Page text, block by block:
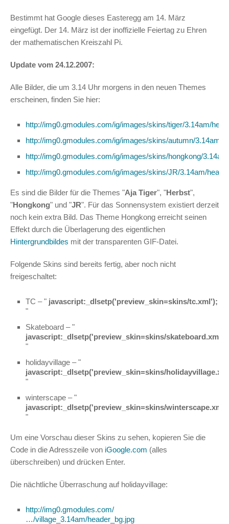
Bestimmt hat Google dieses Easteregg am 14. März
eingefügt. Der 14. März ist der inoffizielle Feiertag zu Ehren
der mathematischen Kreiszahl Pi.
Update vom 24.12.2007:
Alle Bilder, die um 3.14 Uhr morgens in den neuen Themes
erscheinen, finden Sie hier:
http://img0.gmodules.com/ig/images/skins/tiger/3.14am/
http://img0.gmodules.com/ig/images/skins/autumn/3.14am/
http://img0.gmodules.com/ig/images/skins/hongkong/
http://img0.gmodules.com/ig/images/skins/JR/3.14am/
Es sind die Bilder für die Themes "Aja Tiger", "Herbst",
"Hongkong" und "JR". Für das Sonnensystem existiert derzeit
noch kein extra Bild. Das Theme Hongkong erreicht seinen
Effekt durch die Überlagerung des eigentlichen
Hintergrundbildes mit der transparenten GIF-Datei.
Folgende Skins sind bereits fertig, aber noch nicht
freigeschaltet:
TC – " javascript:_dlsetp('preview_skin=skins/tc.xml');
"
Skateboard – "
javascript:_dlsetp('preview_skin=skins/skateboard.xml');
"
holidayvillage – "
javascript:_dlsetp('preview_skin=skins/
"
winterscape – "
javascript:_dlsetp('preview_skin=skins/
"
Um eine Vorschau dieser Skins zu sehen, kopieren Sie die
Code in die Adresszeile von iGoogle.com (alles
überschreiben) und drücken Enter.
Die nächtliche Überraschung auf holidayvillage:
http://img0.gmodules.com/
…/village_3.14am/header_bg.jpg